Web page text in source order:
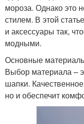
мороза. Однако это
стилем. В этой
и аксессуары так,
модными.
Основные
Выбор материала –
шапки.
но и обеспечит